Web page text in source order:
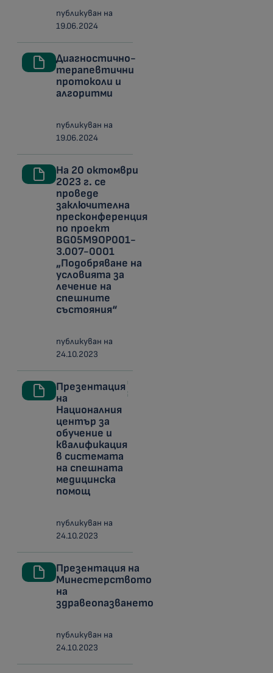
публикуван на
19.06.2024
Диагностично-
терапевтични
протоколи и
алгоритми
публикуван на
19.06.2024
На 20 октомври
2023 г. се
проведе
заключителна
пресконференция
по проект
BG05M9OP001-
3.007-0001
„Подобряване на
условията за
лечение на
спешните
състояния“
публикуван на
24.10.2023
Презентация
на
Националния
център за
обучение и
квалификация
в системата
на спешната
медицинска
помощ
публикуван на
24.10.2023
Презентация на
Минестерството
на
здравеопазването
публикуван на
24.10.2023